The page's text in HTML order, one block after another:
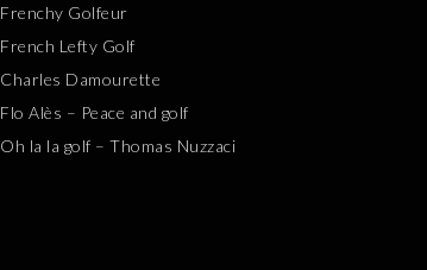
Frenchy Golfeur
French Lefty Golf
Charles Damourette
Flo Alès – Peace and golf
Oh la la golf – Thomas Nuzzaci